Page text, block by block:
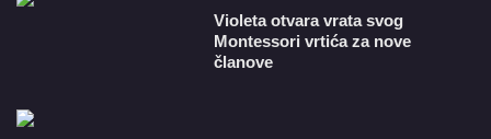
Violeta otvara vrata svog
Montessori vrtića za nove
članove